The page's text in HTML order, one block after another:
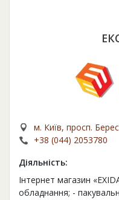
м. Київ, просп.
+38 (044) 2053780
Діяльність:
Інтернет магазин
обладнання; -